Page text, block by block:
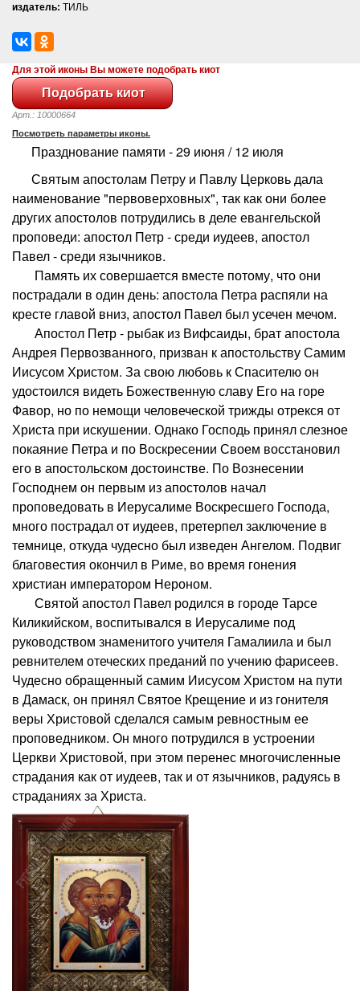
издатель: ТИЛЬ
Для этой иконы Вы можете подобрать киот
Арт.: 10000664
Посмотреть параметры иконы.
Празднование памяти - 29 июня / 12 июля
Святым апостолам Петру и Павлу Церковь дала
наименование "первоверховных", так как они более
других апостолов потрудились в деле евангельской
проповеди: апостол Петр - среди иудеев, апостол
Павел - среди язычников.
Память их совершается вместе потому, что они
пострадали в один день: апостола Петра распяли на
кресте главой вниз, апостол Павел был усечен мечом.
Апостол Петр - рыбак из Вифсаиды, брат апостола
Андрея Первозванного, призван к апостольству Самим
Иисусом Христом. За свою любовь к Спасителю он
удостоился видеть Божественную славу Его на горе
Фавор, но по немощи человеческой трижды отрекся от
Христа при искушении. Однако Господь принял слезное
покаяние Петра и по Воскресении Своем восстановил
его в апостольском достоинстве. По Вознесении
Господнем он первым из апостолов начал
проповедовать в Иерусалиме Воскресшего Господа,
много пострадал от иудеев, претерпел заключение в
темнице, откуда чудесно был изведен Ангелом. Подвиг
благовестия окончил в Риме, во время гонения
христиан императором Нероном.
Святой апостол Павел родился в городе Тарсе
Киликийском, воспитывался в Иерусалиме под
руководством знаменитого учителя Гамалиила и был
ревнителем отеческих преданий по учению фарисеев.
Чудесно обращенный самим Иисусом Христом на пути
в Дамаск, он принял Святое Крещение и из гонителя
веры Христовой сделался самым ревностным ее
проповедником. Он много потрудился в устроении
Церкви Христовой, при этом перенес многочисленные
страдания как от иудеев, так и от язычников, радуясь в
страданиях за Христа.